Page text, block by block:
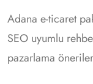
Adana e-ticaret
SEO uyumlu
pazarlama